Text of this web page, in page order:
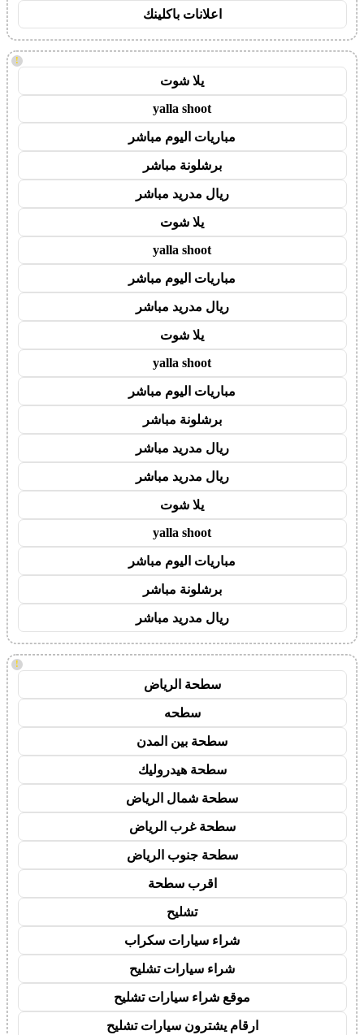
اعلانات باكلينك
!
يلا شوت
yalla shoot
مباريات اليوم مباشر
برشلونة مباشر
ريال مدريد مباشر
يلا شوت
yalla shoot
مباريات اليوم مباشر
ريال مدريد مباشر
يلا شوت
yalla shoot
مباريات اليوم مباشر
برشلونة مباشر
ريال مدريد مباشر
ريال مدريد مباشر
يلا شوت
yalla shoot
مباريات اليوم مباشر
برشلونة مباشر
ريال مدريد مباشر
!
سطحة الرياض
سطحه
سطحة بين المدن
سطحة هيدروليك
سطحة شمال الرياض
سطحة غرب الرياض
سطحة جنوب الرياض
اقرب سطحة
تشليح
شراء سيارات سكراب
شراء سيارات تشليح
موقع شراء سيارات تشليح
ارقام يشترون سيارات تشليح